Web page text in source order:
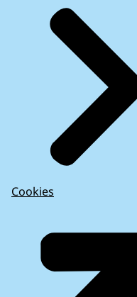
Cookies